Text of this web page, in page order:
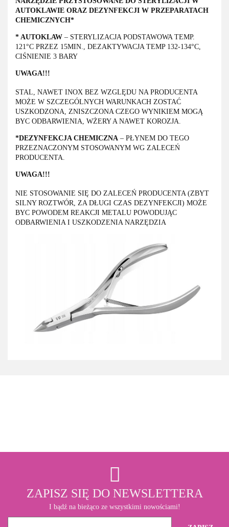
AUTOKLAWIE ORAZ DEZYNFEKCJI W PRZEPARATACH
CHEMICZNYCH*
* AUTOKLAW – STERYLIZACJA PODSTAWOWA TEMP.
121°C PRZEZ 15MIN., DEZAKTYWACJA TEMP 132-134°C,
CIŚNIENIE 3 BARY
UWAGA!!!
STAL, NAWET INOX BEZ WZGLĘDU NA PRODUCENTA
MOŻE W SZCZEGÓLNYCH WARUNKACH ZOSTAĆ
USZKODZONA, ZNISZCZONA CZEGO WYNIKIEM MOGĄ
BYC ODBARWIENIA, WŻERY A NAWET KOROZJA.
*DEZYNFEKCJA CHEMICZNA – PŁYNEM DO TEGO
PRZEZNACZONYM STOSOWANYM WG ZALECEŃ
PRODUCENTA.
UWAGA!!!
NIE STOSOWANIE SIĘ DO ZALECEŃ PRODUCENTA (ZBYT
SILNY ROZTWÓR, ZA DŁUGI CZAS DEZYNFEKCJI) MOŻE
BYC POWODEM REAKCJI METALU POWODUJĄC
ODBARWIENIA I USZKODZENIA NARZĘDZIA
ZAPISZ SIĘ DO NEWSLETTERA
I bądź na bieżąco ze wszystkimi nowościami!